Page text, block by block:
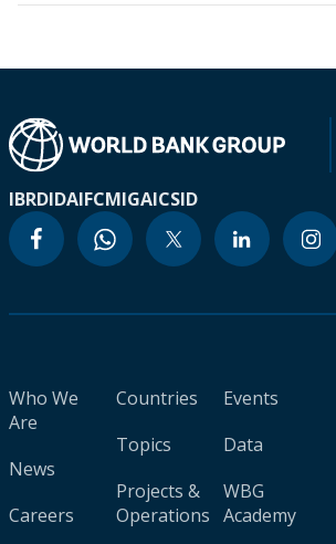
IBRDIDAIFCMIGAICSID
Who We
Are
News
Careers
Countries
Topics
Projects &
Operations
Events
Data
WBG
Academy